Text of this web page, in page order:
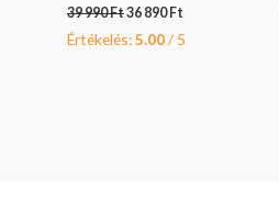
39 990Ft36 890 Ft
Értékelés:5.00/ 5